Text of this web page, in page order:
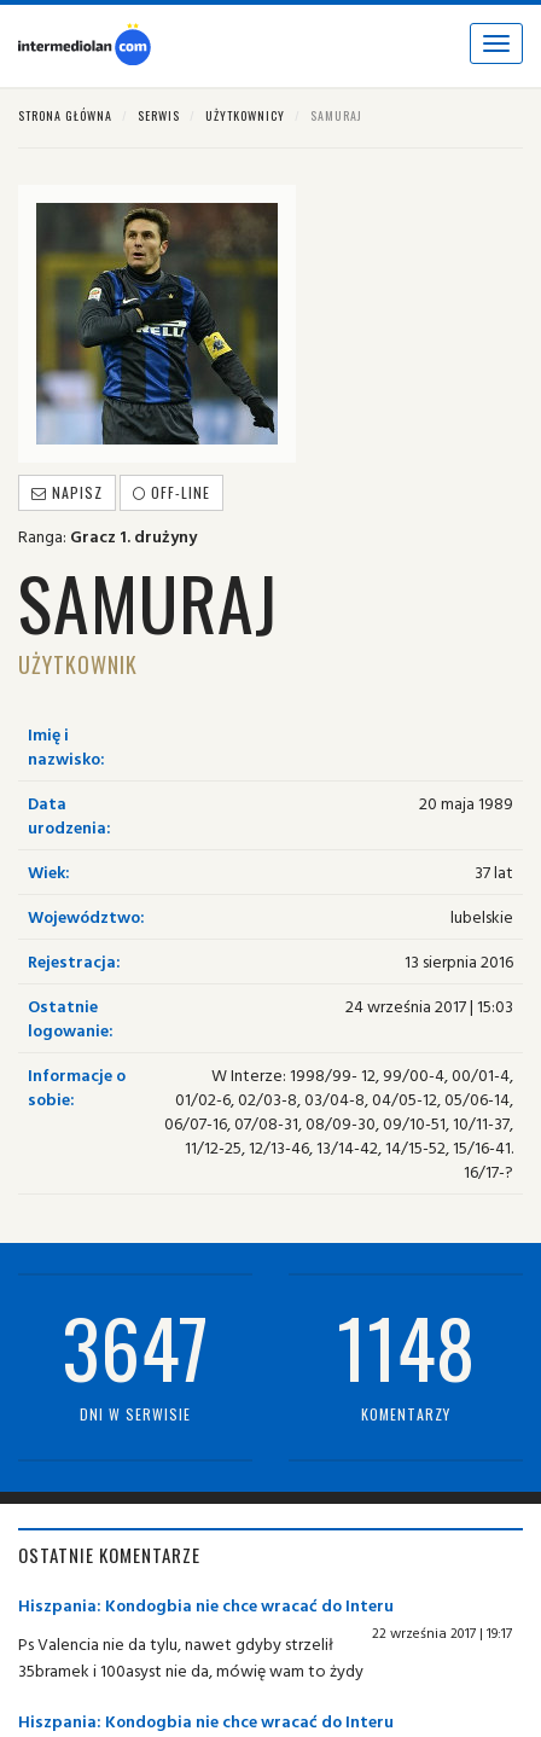
Toggle
STRONA GŁÓWNA SERWIS UŻYTKOWNICY SAMURAJ
NAPISZ OFF-LINE
Ranga: Gracz 1. drużyny
SAMURAJ
UŻYTKOWNIK
Imię i
nazwisko:
Data
urodzenia:
20 maja 1989
Wiek:
37 lat
Województwo:
lubelskie
Rejestracja:
13 sierpnia 2016
Ostatnie
logowanie:
24 września 2017 | 15:03
Informacje o
sobie:
W Interze: 1998/99- 12, 99/00-4, 00/01-4,
01/02-6, 02/03-8, 03/04-8, 04/05-12, 05/06-14,
06/07-16, 07/08-31, 08/09-30, 09/10-51, 10/11-37,
11/12-25, 12/13-46, 13/14-42, 14/15-52, 15/16-41.
16/17-?
3647
DNI W SERWISIE
1148
KOMENTARZY
OSTATNIE KOMENTARZE
Hiszpania: Kondogbia nie chce wracać do Interu
22 września 2017 | 19:17
Ps Valencia nie da tylu, nawet gdyby strzelił
35bramek i 100asyst nie da, mówię wam to żydy
Hiszpania: Kondogbia nie chce wracać do Interu